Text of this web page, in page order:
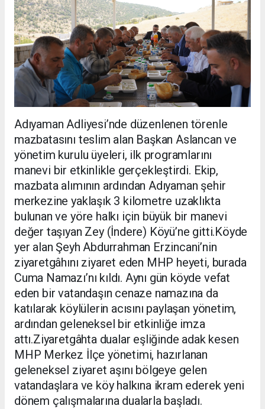
Adıyaman Adliyesi’nde düzenlenen törenle
mazbatasını teslim alan Başkan Aslancan ve
yönetim kurulu üyeleri, ilk programlarını
manevi bir etkinlikle gerçekleştirdi. Ekip,
mazbata alımının ardından Adıyaman şehir
merkezine yaklaşık 3 kilometre uzaklıkta
bulunan ve yöre halkı için büyük bir manevi
değer taşıyan Zey (İndere) Köyü’ne gitti.Köyde
yer alan Şeyh Abdurrahman Erzincani’nin
ziyaretgâhını ziyaret eden MHP heyeti, burada
Cuma Namazı’nı kıldı. Aynı gün köyde vefat
eden bir vatandaşın cenaze namazına da
katılarak köylülerin acısını paylaşan yönetim,
ardından geleneksel bir etkinliğe imza
attı.Ziyaretgâhta dualar eşliğinde adak kesen
MHP Merkez İlçe yönetimi, hazırlanan
geleneksel ziyaret aşını bölgeye gelen
vatandaşlara ve köy halkına ikram ederek yeni
dönem çalışmalarına dualarla başladı.